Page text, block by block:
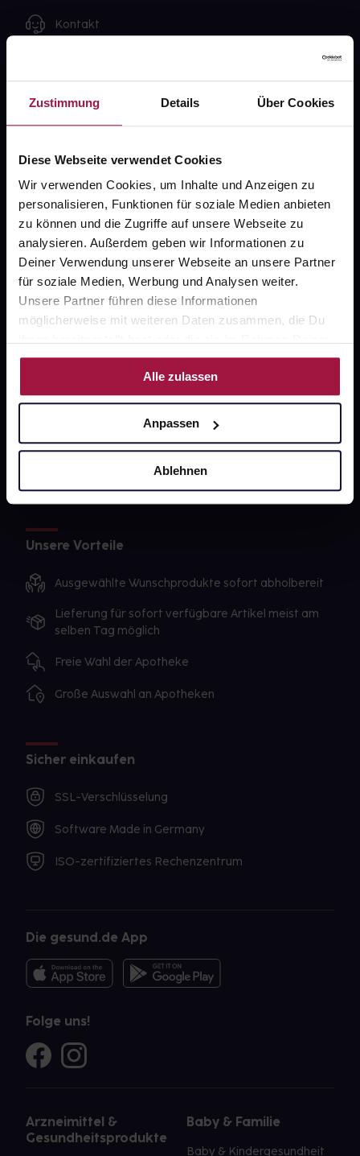
Zustimmung Details Über Cookies
Diese Webseite verwendet Cookies
Wir verwenden Cookies, um Inhalte und Anzeigen zu
personalisieren, Funktionen für soziale Medien anbieten
zu können und die Zugriffe auf unsere Webseite zu
analysieren. Außerdem geben wir Informationen zu
Deiner Verwendung unserer Webseite an unsere Partner
für soziale Medien, Werbung und Analysen weiter.
Unsere Partner führen diese Informationen
möglicherweise mit weiteren Daten zusammen, die Du
Nutzung der Dienste gesammelt haben.
Alle zulassen
Anpassen
Ablehnen
Kontakt
Widerrufsformular
gesund.de
Über uns
Karriere
Barrierefreiheitserklärung
gesund-versorger.de
AGB
Unsere Vorteile
Ausgewählte Wunschprodukte sofort abholbereit
Lieferung für sofort verfügbare Artikel meist am
selben Tag möglich
Freie Wahl der Apotheke
Große Auswahl an Apotheken
Sicher einkaufen
SSL-Verschlüsselung
Software Made in Germany
ISO-zertifiziertes Rechenzentrum
Die gesund.de App
Folge uns!
Arzneimittel &
Gesundheitsprodukte
Baby & Familie
Baby & Kindergesundheit